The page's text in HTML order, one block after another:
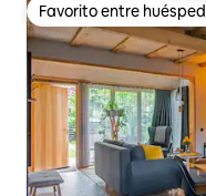
Favorito entre
Favorito entre